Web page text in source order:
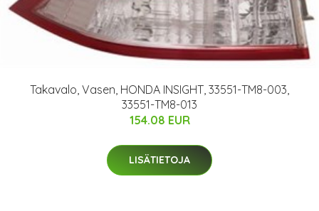
Takavalo, Vasen, HONDA INSIGHT, 33551-TM8-003,
33551-TM8-013
154.08 EUR
LISÄTIETOJA